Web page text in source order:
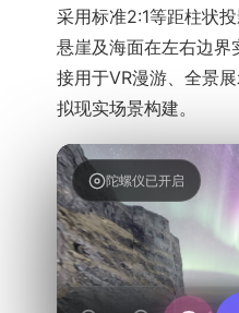
采用标准2:1等距柱状
悬崖及海面在左右边界
接用于VR漫游、全景
拟现实场景构建。
陀螺仪已开启